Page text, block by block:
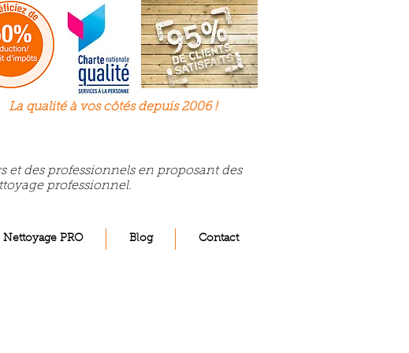
La qualité à voscôtés depuis 2006 !
et des professionnels en proposant des
professionnel.
Nettoyage PRO Blog Contact